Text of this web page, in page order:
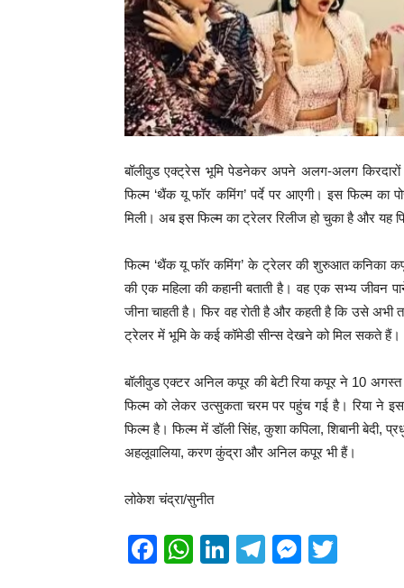
बॉलीवुड एक्ट्रेस भूमि पेडनेकर अपने अलग-अलग
फिल्म ‘थैंक यू फॉर कमिंग’ पर्दे पर आएगी। इस फिल्म का
मिली। अब इस फिल्म का ट्रेलर रिलीज हो चुका है और यह
फिल्म ‘थैंक यू फॉर कमिंग’ के ट्रेलर की शुरुआत कनिका
की एक महिला की कहानी बताती है। वह एक सभ्य जीवन
जीना चाहती है। फिर वह रोती है और कहती है कि उसे
ट्रेलर में भूमि के कई कॉमेडी सीन्स देखने को मिल सकते हैं।
बॉलीवुड एक्टर अनिल कपूर की बेटी रिया कपूर ने 10
फिल्म को लेकर उत्सुकता चरम पर पहुंच गई है। रिया ने
फिल्म है। फिल्म में डॉली सिंह, कुशा कपिला, शिबानी बेदी,
अहलूवालिया, करण कुंद्रा और अनिल कपूर भी हैं।
लोकेश चंद्रा/सुनीत
F
W
Li
T
M